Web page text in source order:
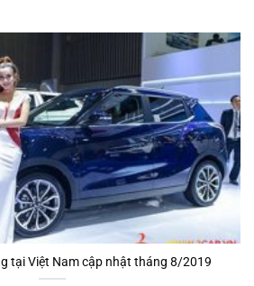
tại Việt Nam cập nhật tháng 8/2019